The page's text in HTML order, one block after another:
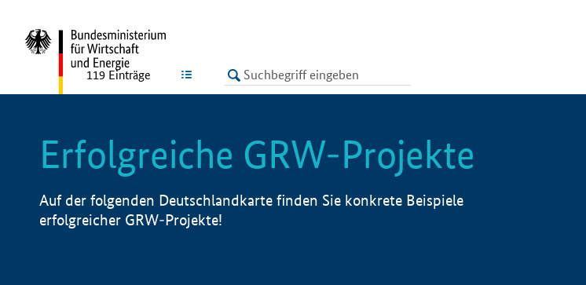
LISTE
119 Einträge
Erfolgreiche GRW-Projekte
Auf der folgenden Deutschlandkarte finden Sie konkrete Beispiele
erfolgreicher GRW-Projekte!